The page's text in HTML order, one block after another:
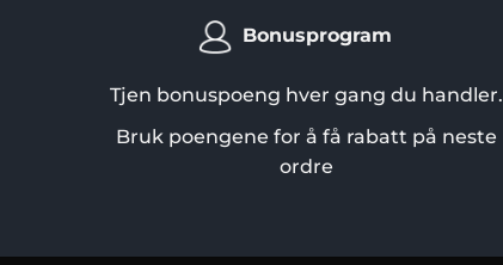
Alternativene
velges
Bonusprogram
Tjen bonuspoeng hver gang du handler.
Bruk poengene for å få rabatt på neste
ordre